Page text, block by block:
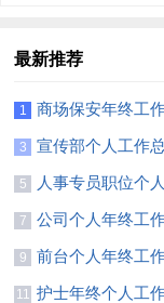
最新推荐
1
商场保安年终工
结(通用15篇)
3
宣传部个人工作
【热】
5
人事专员职位个
作总结
7
公司个人年终工
结【推荐】
9
前台个人年终工
结集锦15篇
11
护士年终个人工